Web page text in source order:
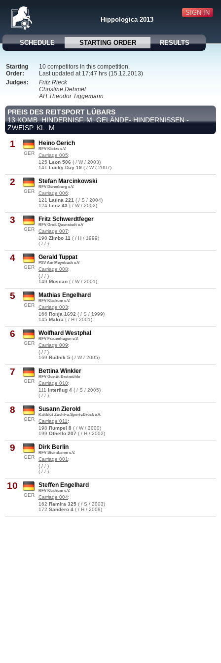
SIGN IN
Hippologica 2013
SCHEDULE STARTING ORDER RESULTS
Starting
Order:
10 competitors in this competition.
Last updated at 17:47 hrs (15.12.2013)
Judges:
Fritz Rieck
Christine Dehmel
AH:Theodor Tiggemann
PREIS DES REITSPORT LÜBARS
13 KOMB. HINDERNISF. M. GELÄNDE- HINDERNISSEN -
ZWEISP. KL. M
1
GER
Heino Gerich
RFV Klötze e.V.
Carriage 005:
125 Leon 506 ( / W / 2003)
141 Lucky Day 19 ( / W / 2007)
2
GER
Stefan Marcinkowski
RFV Derenburg e.V.
Carriage 006:
121 Latina 221 ( / S / 2004)
124 Lenz 43 ( / W / 2002)
3
GER
Fritz Schwerdtfeger
RFV Groß Quenstedt e.V
Carriage 007:
190 Zimbo 11 ( / H / 1999)
( / / )
4
GER
Gerald Tuppat
PSV Am Meynbach e.V
Carriage 008:
( / / )
149 Moscan ( / W / 2001)
5
GER
Mathias Engelhard
RFV Kladrum e.V.
Carriage 003:
166 Ronja 1692 ( / S / 1999)
145 Makra ( / H / 2001)
6
GER
Wolfhard Westphal
RFV Frauenhagen e.V.
Carriage 009:
( / / )
169 Rudnik 5 ( / W / 2005)
7
GER
Bettina Winkler
RFV Gestüt Bretmühle
Carriage 010:
111 Interflug 4 ( / S / 2005)
( / / )
8
GER
Susann Zierold
Kaltblut Zucht-u.Sportv.Brück e.V.
Carriage 011 :
198 Rumpel 8 ( / W / 2000)
199 Othello 207 ( / H / 2002)
9
GER
Dirk Berlin
RFV Steindamm e.V.
Carriage 001 :
( / / )
( / / )
10
GER
Steffen Engelhard
RFV Kladrum e.V.
Carriage 004:
162 Ramira 325 ( / S / 2003)
172 Sandero 4 ( / H / 2008)